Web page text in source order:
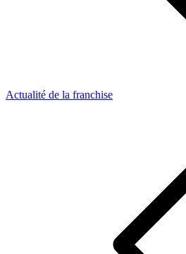
Actualité de la franchise